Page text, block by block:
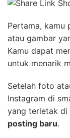
Pertama, kamu
atau gambar
Kamu dapat
untuk menarik
Setelah foto
Instagram di
yang terletak di
posting baru.